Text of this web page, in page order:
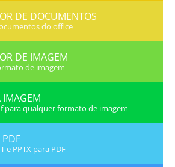
DE DOCUMENTOS
do office
DE IMAGEM
de imagem
IMAGEM
para qualquer formato de imagem
PDF
e PPTX para PDF